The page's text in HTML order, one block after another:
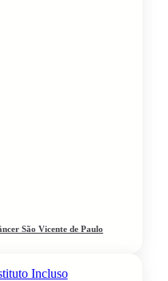
São Vicente de Paulo